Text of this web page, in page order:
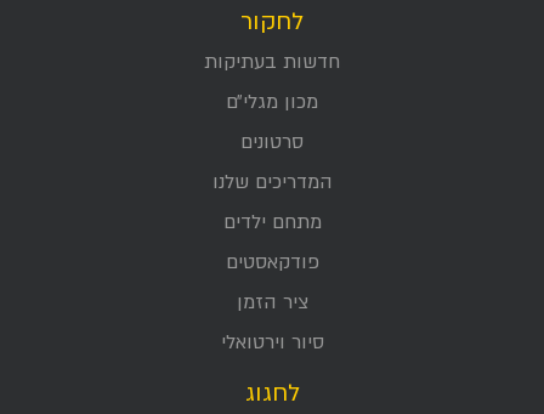
לחקור
חדשות בעתיקות
מכון מגלי״ם
סרטונים
המדריכים שלנו
מתחם ילדים
פודקאסטים
ציר הזמן
סיור וירטואלי
לחגוג